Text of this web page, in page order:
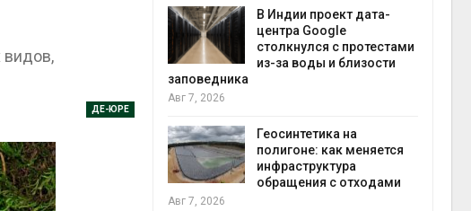
видов,
ДЕ-ЮРЕ
со стороны ИИ
в августе может
норму почти в
В Индии проект дата-
центра Google
столкнулся с протестами
из-за воды и близости
заповедника
Авг 7, 2026
Геосинтетика на
полигоне: как меняется
инфраструктура
обращения с отходами
Авг 7, 2026